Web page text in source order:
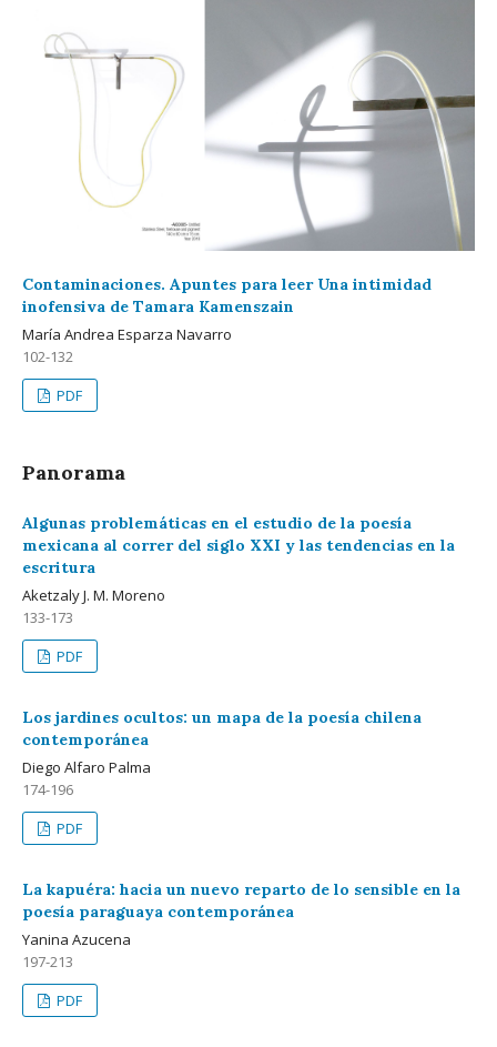
Contaminaciones. Apuntes para leer Una intimidad
inofensiva de Tamara Kamenszain
María Andrea Esparza Navarro
102-132
PDF
Panorama
Algunas problemáticas en el estudio de la poesía
mexicana al correr del siglo XXI y las tendencias en la
escritura
Aketzaly J. M. Moreno
133-173
PDF
Los jardines ocultos: un mapa de la poesía chilena
contemporánea
Diego Alfaro Palma
174-196
PDF
La kapuéra: hacia un nuevo reparto de lo sensible en la
poesía paraguaya contemporánea
Yanina Azucena
197-213
PDF